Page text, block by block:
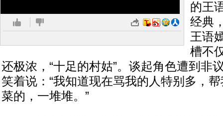
的王
经典
王语
槽不
还极浓，“十足的村姑”。谈起角色遭到非
笑着说：“我知道现在骂我的人特别多，
菜的，一堆堆。”